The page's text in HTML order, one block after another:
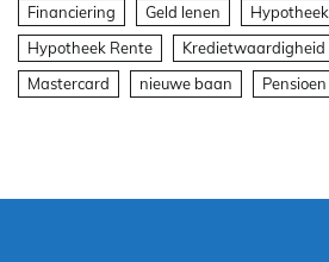
Financiering
Geld lenen Hypotheek
Hypotheek Rente
Kredietwaardigheid
Mastercard
nieuwe baan Pensioen